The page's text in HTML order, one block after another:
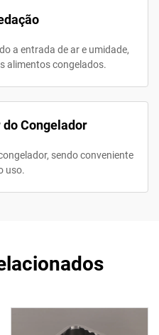
a entrada de ar e umidade,
alimentos congelados.
Congelador
sendo conveniente
uso.